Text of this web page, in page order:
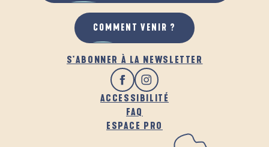
S'ABONNER À LA NEWSLETTER
ACCESSIBILITÉ
FAQ
ESPACE PRO
COMMENT VENIR ?